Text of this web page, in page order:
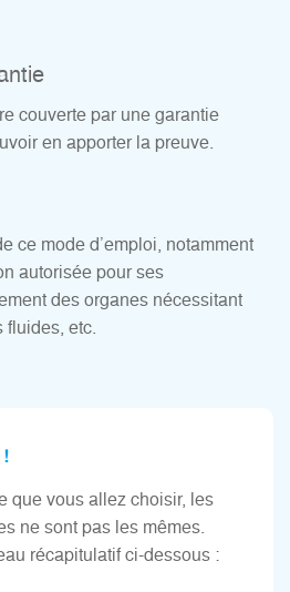
couverte par une garantie
en apporter la preuve.
ce mode d’emploi, notamment
autorisée pour ses
des organes nécessitant
fluides, etc.
!
que vous allez choisir, les
ne sont pas les mêmes.
récapitulatif ci-dessous :